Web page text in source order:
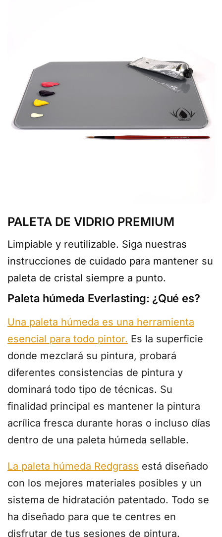
PALETA DE VIDRIO PREMIUM
Limpiable y reutilizable. Siga nuestras
instrucciones de cuidado para mantener su
paleta de cristal siempre a punto.
Paleta húmeda Everlasting: ¿Qué es?
Una paleta húmeda es una herramienta
esencial para todo pintor. Es la superficie
donde mezclará su pintura, probará
diferentes consistencias de pintura y
dominará todo tipo de técnicas. Su
finalidad principal es mantener la pintura
acrílica fresca durante horas o incluso días
dentro de una paleta húmeda sellable.
La paleta húmeda Redgrass está diseñado
con los mejores materiales posibles y un
sistema de hidratación patentado. Todo se
ha diseñado para que te centres en
disfrutar de tus sesiones de pintura.